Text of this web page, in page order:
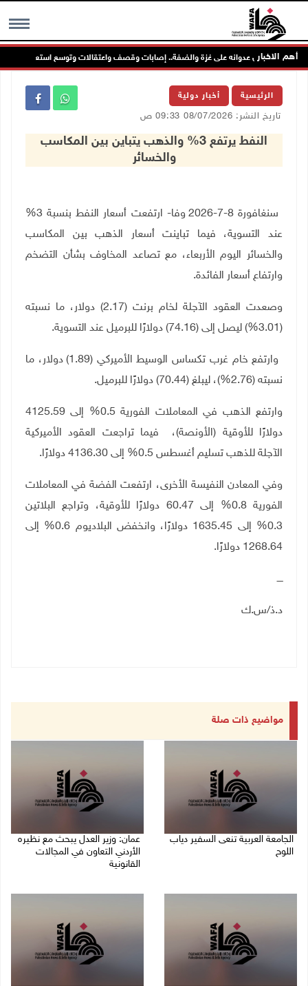
MENU أهم الاخباريواصل عدوانه على غزة والضفة.. إصابات وقصف واعتقالات وتوسع استعماري
الرئيسية أخبار دولية
تاريخ النشر: 08/07/2026 09:33 ص
النفط يرتفع 3% والذهب يتباين بين المكاسب
والخسائر
سنغافورة 8-7-2026 وفا- ارتفعت أسعار النفط بنسبة 3%
عند التسوية، فيما تباينت أسعار الذهب بين المكاسب
والخسائر اليوم الأربعاء، مع تصاعد المخاوف بشأن التضخم
وارتفاع أسعار الفائدة.
وصعدت العقود الآجلة لخام برنت (2.17) دولار، ما نسبته
(3.01%) ليصل إلى (74.16) دولارًا للبرميل عند ‌التسوية.
وارتفع خام غرب تكساس الوسيط الأميركي (1.89) دولار، ما
نسبته (2.76%)، ليبلغ (70.44) دولارًا للبرميل.
وارتفع الذهب في المعاملات الفورية 0.5% إلى 4125.59
دولارًا للأوقية (الأونصة)، فيما تراجعت العقود الأميركية
الآجلة للذهب تسليم أغسطس 0.5% إلى 4136.30 دولارًا.
وفي المعادن النفيسة الأخرى، ارتفعت الفضة في المعاملات
الفورية 0.8% إلى 60.47 دولارًا للأوقية، وتراجع البلاتين
0.3% إلى 1635.45 دولارًا، وانخفض البلاديوم 0.6% إلى
1268.64 دولارًا.
ــــ
د.ذ/س.ك
مواضيع ذات صلة
الجامعة العربية تنعى السفير دياب
اللوح
عمان: وزير العدل يبحث مع نظيره
الأردني التعاون في المجالات
القانونية